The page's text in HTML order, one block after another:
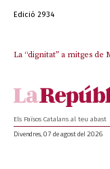
Edició 2934
La “dignitat” a mitges
Els Països Catalans al teu abast
Divendres, 07 de agost del 2026